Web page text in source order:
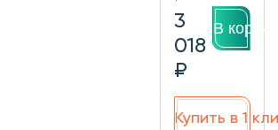
3
018
₽
В
Купить в 1